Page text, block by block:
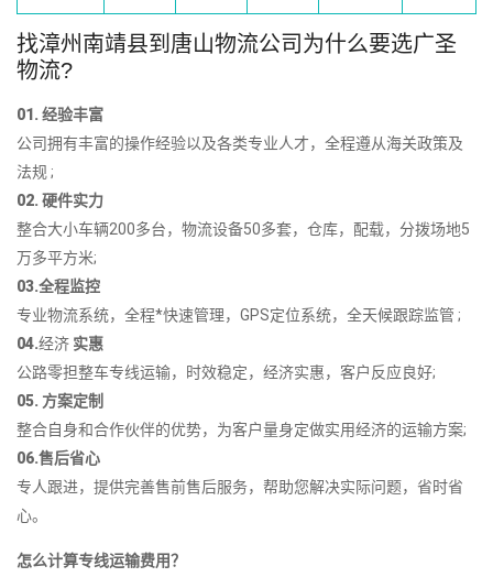
找漳州南靖县到唐山物流公司为什么要选广圣
物流?
01. 经验丰富
公司拥有丰富的操作经验以及各类专业人才，全程遵从海关政策及
法规 ;
02. 硬件实力
整合大小车辆200多台，物流设备50多套，仓库，配载，分拨场地5
万多平方米;
03.全程监控
专业物流系统，全程*快速管理，GPS定位系统，全天候跟踪监管 ;
04.经济 实惠
公路零担整车专线运输，时效稳定，经济实惠，客户反应良好;
05. 方案定制
整合自身和合作伙伴的优势，为客户量身定做实用经济的运输方案;
06.售后省心
专人跟进，提供完善售前售后服务，帮助您解决实际问题，省时省
心。
怎么计算专线运输费用？